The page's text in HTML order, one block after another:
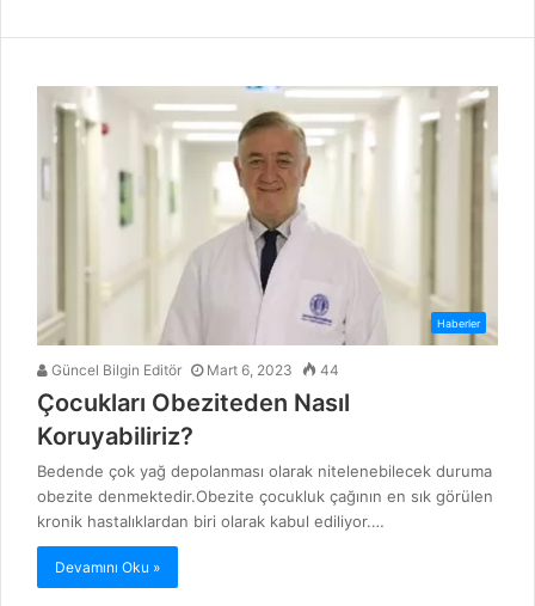
Haberler
Güncel Bilgin Editör Mart 6, 2023 44
Çocukları Obeziteden Nasıl
Koruyabiliriz?
Bedende çok yağ depolanması olarak nitelenebilecek duruma
obezite denmektedir.Obezite çocukluk çağının en sık görülen
kronik hastalıklardan biri olarak kabul ediliyor.…
Devamını Oku »